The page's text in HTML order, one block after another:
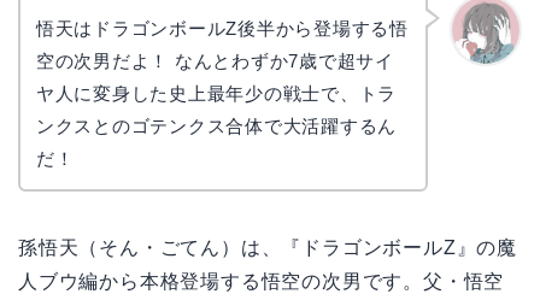
悟天はドラゴンボールZ後半から登場する悟
空の次男だよ！ なんとわずか7歳で超サイ
ヤ人に変身した史上最年少の戦士で、トラ
ンクスとのゴテンクス合体で大活躍するん
だ！
孫悟天（そん・ごてん）は、『ドラゴンボールZ』の魔
人ブウ編から本格登場する悟空の次男です。父・悟空